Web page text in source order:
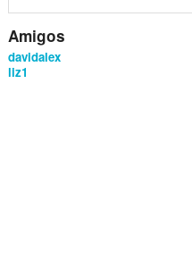
Amigos
davidalex
liz1